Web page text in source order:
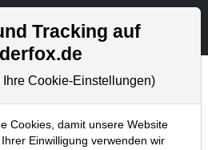
Aktien- und Artikelsuche
Tracking auf
Cookie-Einstellungen)
Cookies, damit unsere Website
Einwilligung verwenden wir